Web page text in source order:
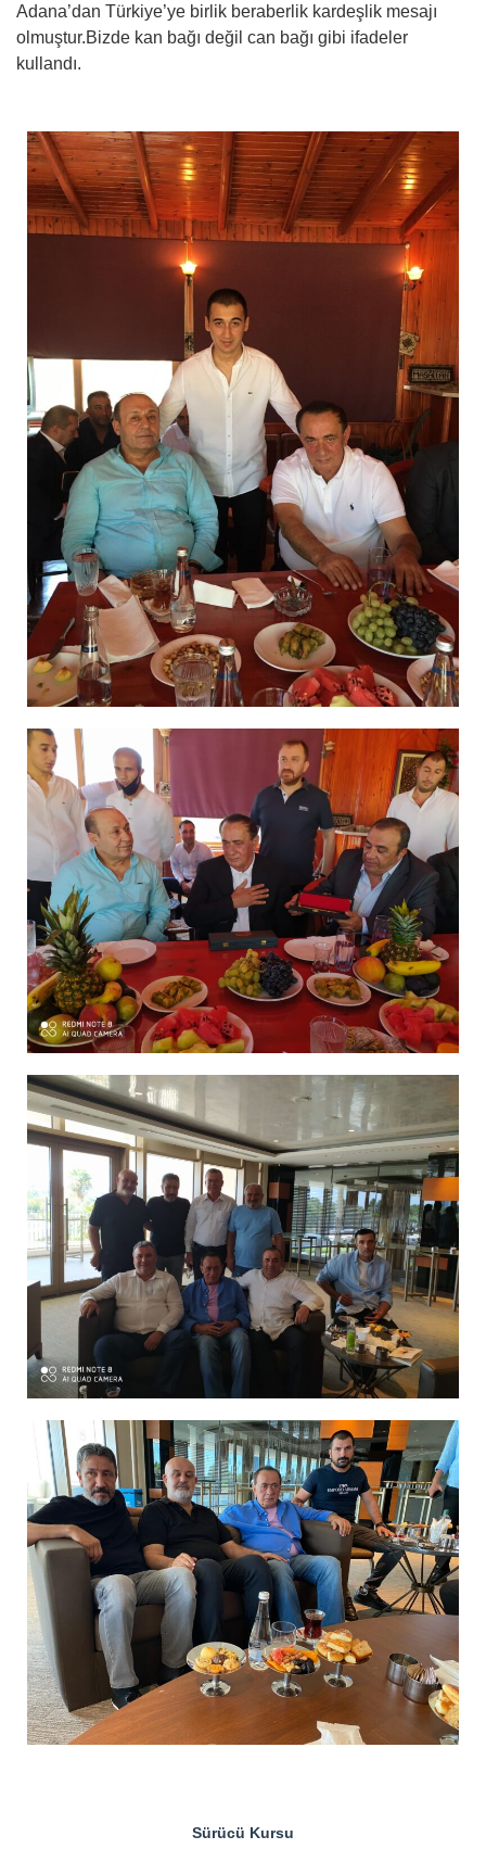
Adana’dan Türkiye’ye birlik beraberlik kardeşlik mesajı
olmuştur.Bizde kan bağı değil can bağı gibi ifadeler
kullandı.
Sürücü Kursu